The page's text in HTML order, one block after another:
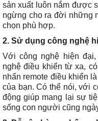
sản xuất luôn nắm được
ngừng cho ra đời những
chọn phù hợp.
2. Sử dụng công nghệ
Với công nghệ hiện
nghệ điều khiển từ xa,
nhấn remote điều khiển
của bạn. Có thể nói, với
động giúp mang lại sự
sống con người cũng